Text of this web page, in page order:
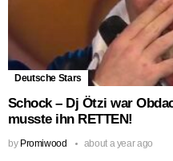
Deutsche Stars
Schock – Dj Ötzi war
musste ihn RETTEN!
by Promiwood about a year ago